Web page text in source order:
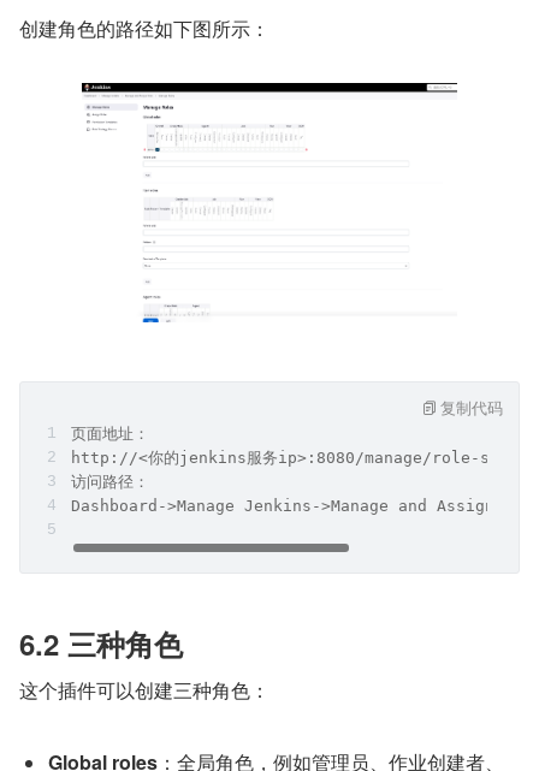
创建角色的路径如下图所示：
页面地址：
http://<你的jenkins服务ip>:8080/manage/role-
访问路径：
Dashboard->Manage Jenkins->Manage and Assign
复制代码
6.2 三种角色
这个插件可以创建三种角色：
Global roles ：全局角色，例如管理员、作业创建者、